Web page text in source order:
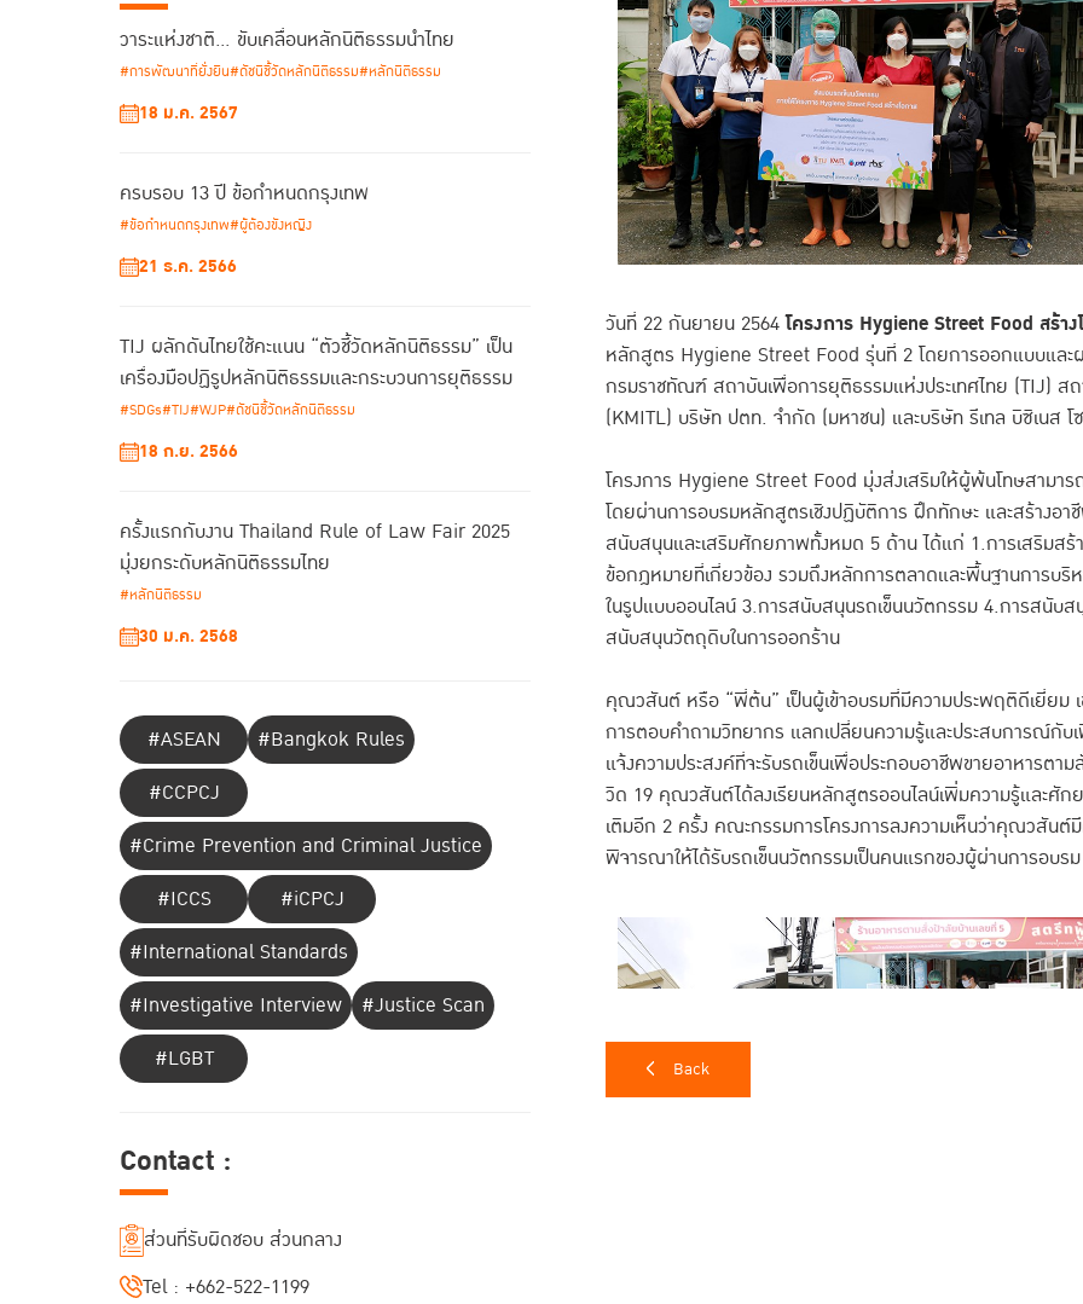
วันที่ 22 กันยายน 2564โครงการ Hygiene Street Food สร้าง
หลักสูตร Hygiene Street Food รุ่นที่ 2 โดยการออกแบบและผ
กรมราชทัณฑ์ สถาบันเพื่อการยุติธรรมแห่งประเทศไทย (TIJ) สถ
(KMITL) บริษัท ปตท. จำกัด (มหาชน) และบริษัท รีเทล บิซิเนส
โครงการ Hygiene Street Food มุ่งส่งเสริมให้ผู้พ้นโทษสามา
โดยผ่านการอบรมหลักสูตรเชิงปฏิบัติการ ฝึกทักษะ และสร้างอ
สนับสนุนและเสริมศักยภาพทั้งหมด 5 ด้าน ได้แก่ 1.การเสริมส
ข้อกฎหมายที่เกี่ยวข้อง รวมถึงหลักการตลาดและพื้นฐานการบริ
ในรูปแบบออนไลน์ 3.การสนับสนุนรถเข็นนวัตกรรม 4.การสนับส
สนับสนุนวัตถุดิบในการออกร้าน
คุณวสันต์ หรือ “พี่ต้น” เป็นผู้เข้าอบรมที่มีความประพฤติดีเยี่ยม เ
การตอบคำถามวิทยากร แลกเปลี่ยนความรู้และประสบการณ์กั
แจ้งความประสงค์ที่จะรับรถเข็นเพื่อประกอบอาชีพขายอาหารตา
วิด 19 คุณวสันต์ได้ลงเรียนหลักสูตรออนไลน์เพิ่มความรู้และศั
เติมอีก 2 ครั้ง คณะกรรมการโครงการลงความเห็นว่าคุณวสันต์
พิจารณาให้ได้รับรถเข็นนวัตกรรมเป็นคนแรกของผู้ผ่านการอบร
Back
วาระแห่งชาติ… ขับเคลื่อนหลักนิติธรรมนำไทย
#การพัฒนาที่ยั่งยืน#ดัชนีชี้วัดหลักนิติธรรม#หลักนิติธรรม
18 ม.ค. 2567
ครบรอบ 13 ปี ข้อกำหนดกรุงเทพ
#ข้อกำหนดกรุงเทพ#ผู้ต้องขังหญิง
21 ธ.ค. 2566
TIJ ผลักดันไทยใช้คะแนน “ตัวชี้วัดหลักนิติธรรม” เป็น
เครื่องมือปฏิรูปหลักนิติธรรมและกระบวนการยุติธรรม
#SDGs#TIJ#WJP#ดัชนีชี้วัดหลักนิติธรรม
18 ก.ย. 2566
ครั้งแรกกับงาน Thailand Rule of Law Fair 2025
มุ่งยกระดับหลักนิติธรรมไทย
#หลักนิติธรรม
30 ม.ค. 2568
#ASEAN
#Bangkok Rules
#CCPCJ
#Crime Prevention and Criminal Justice
#ICCS
#iCPCJ
#International Standards
#Investigative Interview
#Justice Scan
#LGBT
Contact :
ส่วนที่รับผิดชอบ ส่วนกลาง
Tel : +662-522-1199